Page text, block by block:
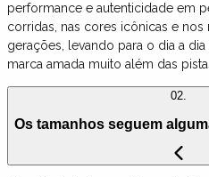
performance e autenticidade em
corridas, nas cores icônicas e
gerações, levando para o dia a
marca amada muito além das
02.
Os tamanhos seguem